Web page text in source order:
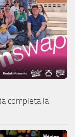
completa la